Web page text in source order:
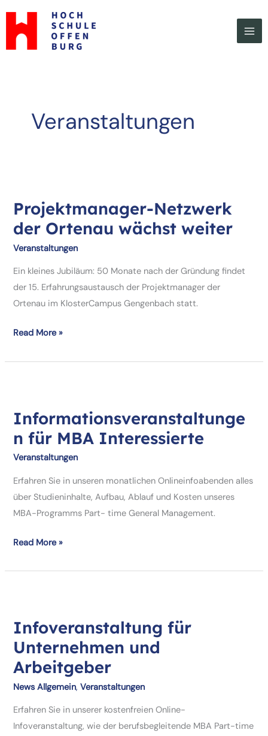
Inhalt
springen
Veranstaltungen
Projektmanager-Netzwerk
der Ortenau wächst weiter
Veranstaltungen
Ein kleines Jubiläum: 50 Monate nach der Gründung findet
der 15. Erfahrungsaustausch der Projektmanager der
Ortenau im KlosterCampus Gengenbach statt.
Projektmanager-
der
weiter
Read More »
Informationsveranstaltunge
n für MBA Interessierte
Veranstaltungen
Erfahren Sie in unseren monatlichen Onlineinfoabenden alles
über Studieninhalte, Aufbau, Ablauf und Kosten unseres
MBA-Programms Part- time General Management.
Informationsveranstaltungen
MBA
Read More »
Infoveranstaltung für
Unternehmen und
Arbeitgeber
News Allgemein,Veranstaltungen
Erfahren Sie in unserer kostenfreien Online-
Infoveranstaltung, wie der berufsbegleitende MBA Part-time